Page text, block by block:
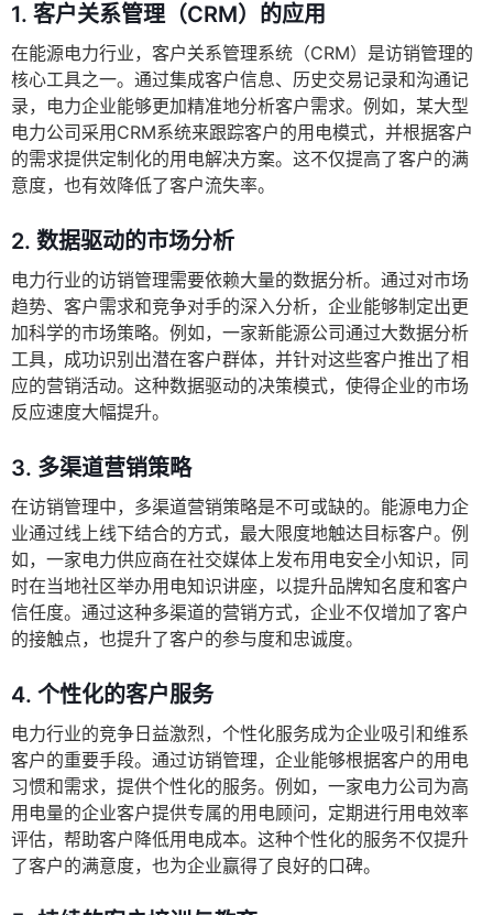
1. 客户关系管理（CRM）的应用
在能源电力行业，客户关系管理系统（CRM）是访销管理的
核心工具之一。通过集成客户信息、历史交易记录和沟通记
录，电力企业能够更加精准地分析客户需求。例如，某大型
电力公司采用CRM系统来跟踪客户的用电模式，并根据客户
的需求提供定制化的用电解决方案。这不仅提高了客户的满
意度，也有效降低了客户流失率。
2. 数据驱动的市场分析
电力行业的访销管理需要依赖大量的数据分析。通过对市场
趋势、客户需求和竞争对手的深入分析，企业能够制定出更
加科学的市场策略。例如，一家新能源公司通过大数据分析
工具，成功识别出潜在客户群体，并针对这些客户推出了相
应的营销活动。这种数据驱动的决策模式，使得企业的市场
反应速度大幅提升。
3. 多渠道营销策略
在访销管理中，多渠道营销策略是不可或缺的。能源电力企
业通过线上线下结合的方式，最大限度地触达目标客户。例
如，一家电力供应商在社交媒体上发布用电安全小知识，同
时在当地社区举办用电知识讲座，以提升品牌知名度和客户
信任度。通过这种多渠道的营销方式，企业不仅增加了客户
的接触点，也提升了客户的参与度和忠诚度。
4. 个性化的客户服务
电力行业的竞争日益激烈，个性化服务成为企业吸引和维系
客户的重要手段。通过访销管理，企业能够根据客户的用电
习惯和需求，提供个性化的服务。例如，一家电力公司为高
用电量的企业客户提供专属的用电顾问，定期进行用电效率
评估，帮助客户降低用电成本。这种个性化的服务不仅提升
了客户的满意度，也为企业赢得了良好的口碑。